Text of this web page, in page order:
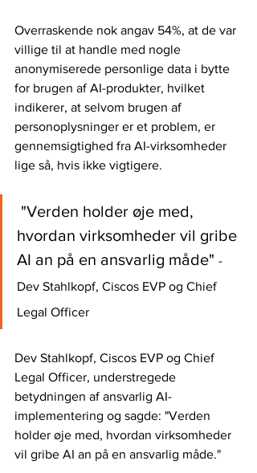
Overraskende nok angav 54%, at de var
villige til at handle med nogle
anonymiserede personlige data i bytte
for brugen af ​​AI-produkter, hvilket
indikerer, at selvom brugen af ​​
personoplysninger er et problem, er
gennemsigtighed fra AI-virksomheder
lige så, hvis ikke vigtigere.
hvordan virksomheder vil gribe
AI an på en ansvarlig måde" -
Dev Stahlkopf, Ciscos EVP og Chief
Legal Officer
Dev Stahlkopf, Ciscos EVP og Chief
Legal Officer, understregede
betydningen af ​​ansvarlig AI-
implementering og sagde: "Verden
holder øje med, hvordan virksomheder
vil gribe AI an på en ansvarlig måde."